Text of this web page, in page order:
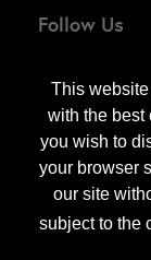
This
with the best
you wish to
your browser
our site
subject to the
Follow Us